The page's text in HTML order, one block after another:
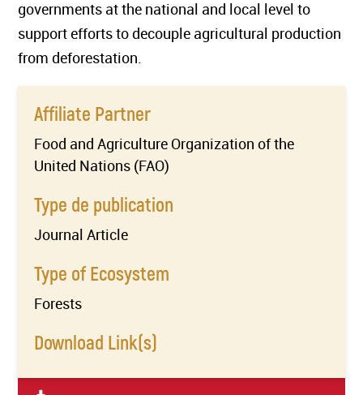
governments at the national and local level to
support efforts to decouple agricultural production
from deforestation.
Affiliate Partner
Food and Agriculture Organization of the
United Nations (FAO)
Type de publication
Journal Article
Type of Ecosystem
Forests
Download Link(s)